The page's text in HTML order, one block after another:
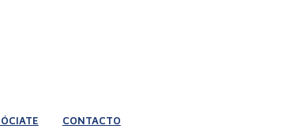
CONTACTO